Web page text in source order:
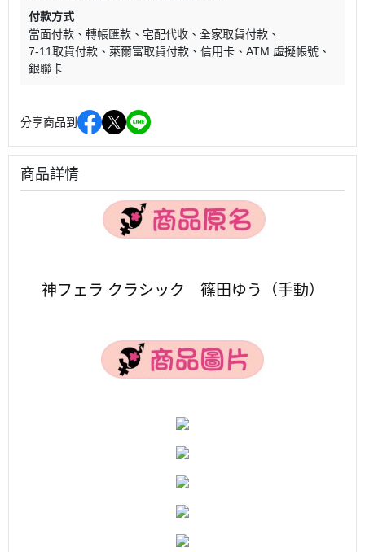
付款方式
當面付款
轉帳匯款 宅配代收
全家取貨付款
7-11取貨付款
萊爾富取貨付款 信用卡
ATM 虛擬帳號
銀聯卡
分享商品到
商品詳情
神フェラ クラシック 篠田ゆう（手動）